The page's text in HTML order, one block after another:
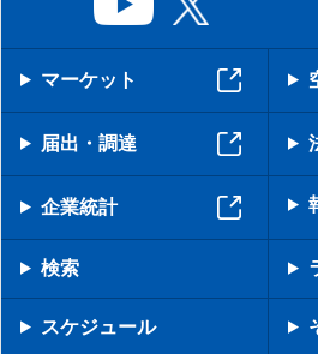
マーケット
届出・調達
企業統計
検索
スケジュール